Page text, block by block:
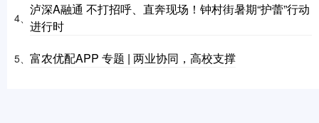
4、
泸深A融通 不打招呼、直奔现场！钟村街暑期“护蕾”行动
进行时
5、 富农优配APP 专题 | 两业协同，高校支撑